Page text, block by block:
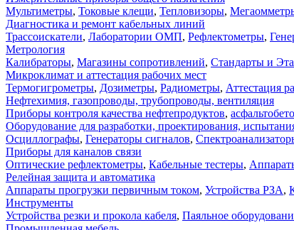
Мультиметры, Токовые клещи, Тепловизоры,
Диагностика и ремонт кабельных линий
Трассоискатели, Лаборатории ОМП, Рефлектометры,
Метрология
Калибраторы, Магазины сопротивлений, Стандарты и
Микроклимат и аттестация рабочих мест
Термогигрометры, Дозиметры, Радиометры, Аттестация
Нефтехимия, газопроводы, трубопроводы, вентиляция
Приборы контроля качества нефтепродуктов,
Оборудование для разработки, проектирования,
Осциллографы, Генераторы сигналов,
Приборы для каналов связи
Оптические рефлектометры, Кабельные тестеры,
Релейная защита и автоматика
Аппараты прогрузки первичным током, Устройства РЗА,
Инструменты
Устройства резки и прокола кабеля, Паяльное